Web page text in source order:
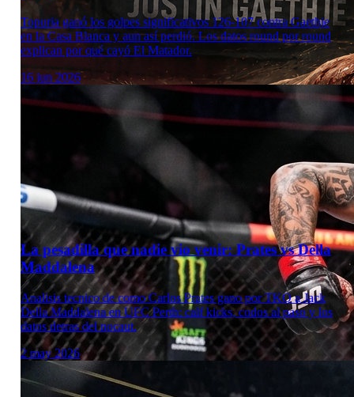
Topuria ganó los golpes significativos 126-107 contra Gaethje
en la Casa Blanca y aun así perdió. Los datos round por round
explican por qué cayó El Matador.
16 jun 2026
La pesadilla que nadie vio venir: Prates vs Della
Maddalena
Analisis tecnico de como Carlos Prates gano por TKO a Jack
Della Maddalena en UFC Perth: calf kicks, codos al paso y los
datos detras del nocaut.
2 may 2026